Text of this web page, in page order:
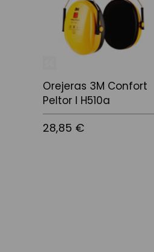
Orejeras 3M Confort
Peltor I H510a
28,85 €